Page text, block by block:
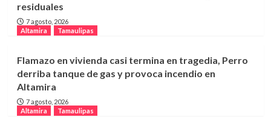
residuales
7 agosto, 2026
Altamira
Tamaulipas
Flamazo en vivienda casi termina en tragedia, Perro
derriba tanque de gas y provoca incendio en
Altamira
7 agosto, 2026
Altamira
Tamaulipas